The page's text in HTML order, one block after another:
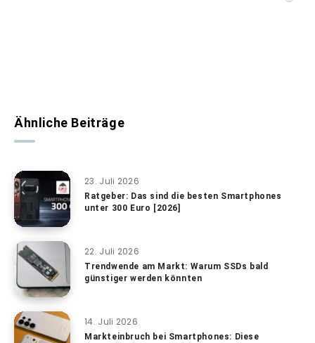
Ähnliche Beiträge
23. Juli 2026
Ratgeber: Das sind die besten Smartphones
unter 300 Euro [2026]
22. Juli 2026
Trendwende am Markt: Warum SSDs bald
günstiger werden könnten
14. Juli 2026
Markteinbruch bei Smartphones: Diese